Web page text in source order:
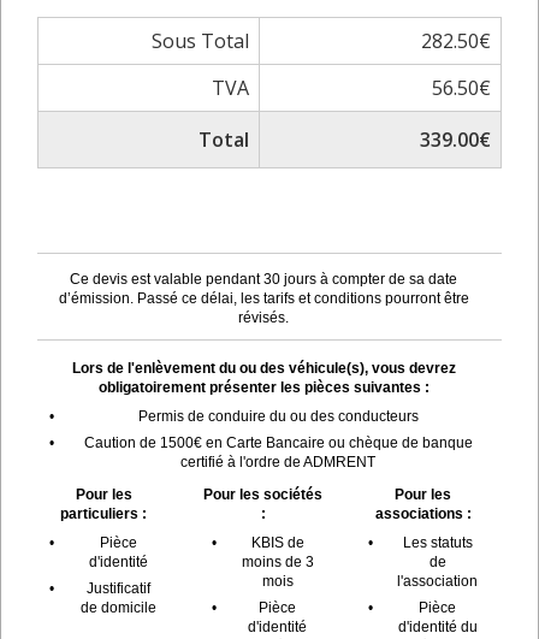
Sous Total
282.50€
TVA
56.50€
Total
339.00€
Ce devis est valable pendant 30 jours à compter de sa date
d’émission. Passé ce délai, les tarifs et conditions pourront être
révisés.
Lors de l'enlèvement du ou des véhicule(s), vous devrez
obligatoirement présenter les pièces suivantes :
•
Permis de conduire du ou des conducteurs
•
Caution de 1500€ en Carte Bancaire ou chèque de banque
certifié à l'ordre de ADMRENT
Pour les
particuliers :
•
Pièce
d'identité
•
Justificatif
de domicile
Pour les sociétés
:
•
KBIS de
moins de 3
mois
•
Pièce
d'identité
Pour les
associations :
•
Les statuts
de
l'association
•
Pièce
d'identité du